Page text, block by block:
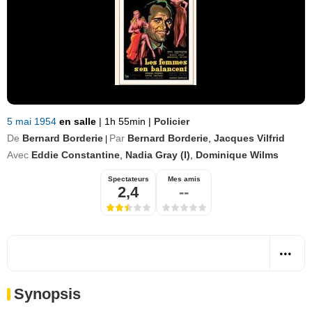
5 mai 1954 en salle | 1h 55min | Policier
De Bernard Borderie Par Bernard Borderie Jacques Vilfrid
Avec Eddie Constantine Nadia Gray (I) Dominique Wilms
Spectateurs
2,4
Mes amis
--
Synopsis